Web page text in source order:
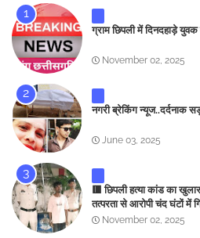
ग्राम छिपली में दिनदहाड़े
November 02, 2025
नगरी ब्रेकिंग न्यूज..दर्दनाक
June 03, 2025
🟥 छिपली हत्या कांड का
तत्परता से आरोपी चंद घंटों में
November 02, 2025